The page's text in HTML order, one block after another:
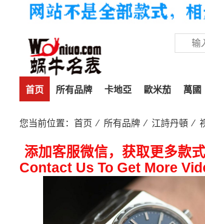
首页 所有品牌 卡地亞 歐米茄 萬國
您当前位置： 首页 ⁄ 所有品牌 ⁄ 江詩丹頓 ⁄
添加客服微信，获取更多款
Contact Us To Get More